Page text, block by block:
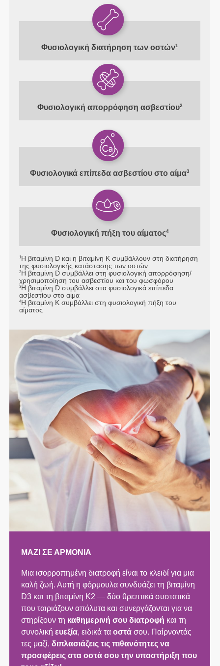
Φυσιολογική διατήρηση των οστών1
Φυσιολογική απορρόφηση ασβεστίου2
Φυσιολογικά επίπεδα ασβεστίου στο αίμα3
Φυσιολογική πήξη του αίματος4
1Η βιταμίνη D και η βιταμίνη K συμβάλλουν στη διατήρηση
της φυσιολογικής κατάστασης των οστών
2Η βιταμίνη D συμβάλλει στη φυσιολογική απορρόφηση/
χρησιμοποίηση του ασβεστίου και του φωσφόρου
3Η βιταμίνη D συμβάλλει στα φυσιολογικά επίπεδα
ασβεστίου στο αίμα
4Η βιταμίνη K συμβάλλει στη φυσιολογική πήξη του
αίματος
ΜΑΖΊ ΣΕ ΑΡΜΟΝΊΑ
Μια ισορροπημένη διατροφή είναι το κλειδί για μια
καλή ζωή. Αυτή η φόρμουλα συνδυάζει τη βιταμίνη
D3 και τη βιταμίνη K2 — δύο θρεπτικά συστατικά
που ταιριάζουν απόλυτα και συνεργάζονται για να
στηρίξουν τη καθημερινή σου διατροφή και τη
συνολικήευεξία, ειδικά ταοστά σου. Παίρνοντάς
τες μαζί,διπλασιάζεις τις πιθανότητες να
προσφέρεις στα οστά σου την υποστήριξη που